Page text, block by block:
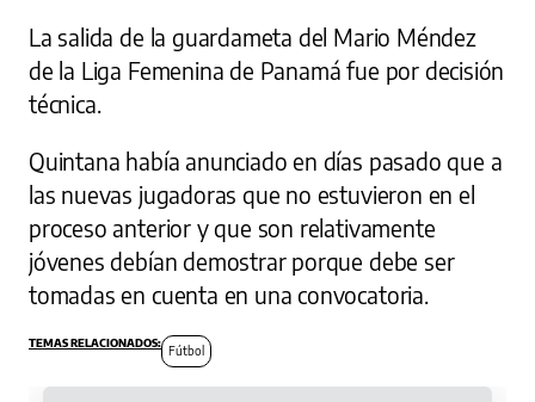
La salida de la guardameta del Mario Méndez
de la Liga Femenina de Panamá fue por decisión
técnica.
Quintana había anunciado en días pasado que a
las nuevas jugadoras que no estuvieron en el
proceso anterior y que son relativamente
jóvenes debían demostrar porque debe ser
tomadas en cuenta en una convocatoria.
Fútbol